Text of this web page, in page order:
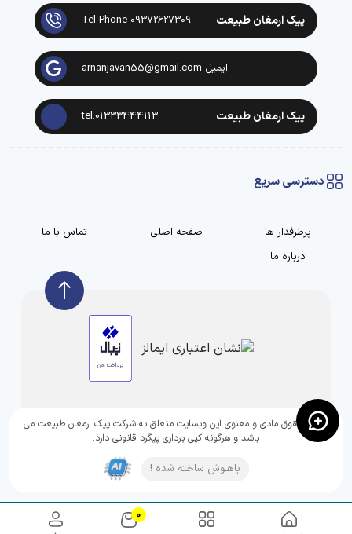
0
پیک ارمغان طبیعت Tel-Phone 09372627309
ایمیل arnanjavan55@gmail.com
پیک ارمغان طبیعت tel:01333444113
دسترسی سریع
پرطرفدار ها صفحه اصلی
تماس با ما
درباره ما
تمامی حقوق مادی و معنوی این وبسایت متعلق به شرکت پیک ارمغان طبیعت می
باشد و هرگونه کپی برداری پیگرد قانونی دارد.
باهـوش ساخته شده !